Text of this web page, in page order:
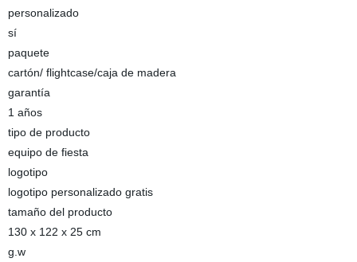
personalizado
sí
paquete
cartón/ flightcase/caja de madera
garantía
1 años
tipo de producto
equipo de fiesta
logotipo
logotipo personalizado gratis
tamaño del producto
130 x 122 x 25 cm
g.w